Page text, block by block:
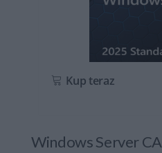
Kup teraz
Windows Server